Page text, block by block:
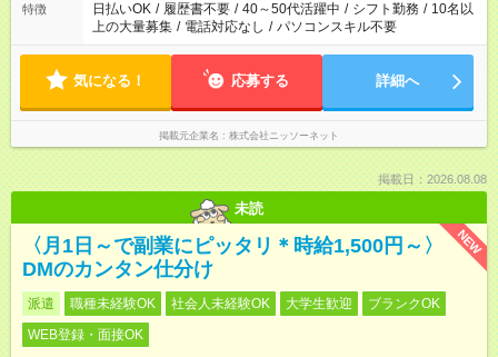
特徴 日払いOK / 履歴書不要 / 40～50代活躍中 / シフト勤務 / 10名以
上の大量募集 / 電話対応なし / パソコンスキル不要
気になる！ 応募する 詳細へ
掲載元企業名 株式会社ニッソーネット
掲載日：2026.08.08
未読
NEW
〈月1日～で副業にピッタリ＊時給1,500円～〉
DMのカンタン仕分け
派遣 職種未経験OK 社会人未経験OK 大学生歓迎
ブランクOK
WEB登録・面接OK